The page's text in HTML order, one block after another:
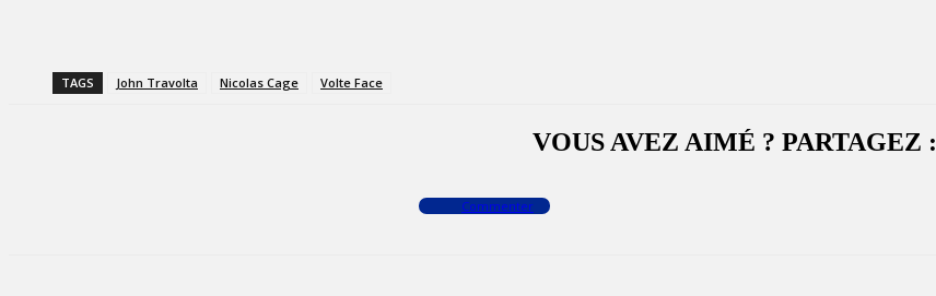
TAGS John Travolta Nicolas Cage Volte Face
VOUS AVEZ AIMÉ ? PARTAGEZ :
Commenter